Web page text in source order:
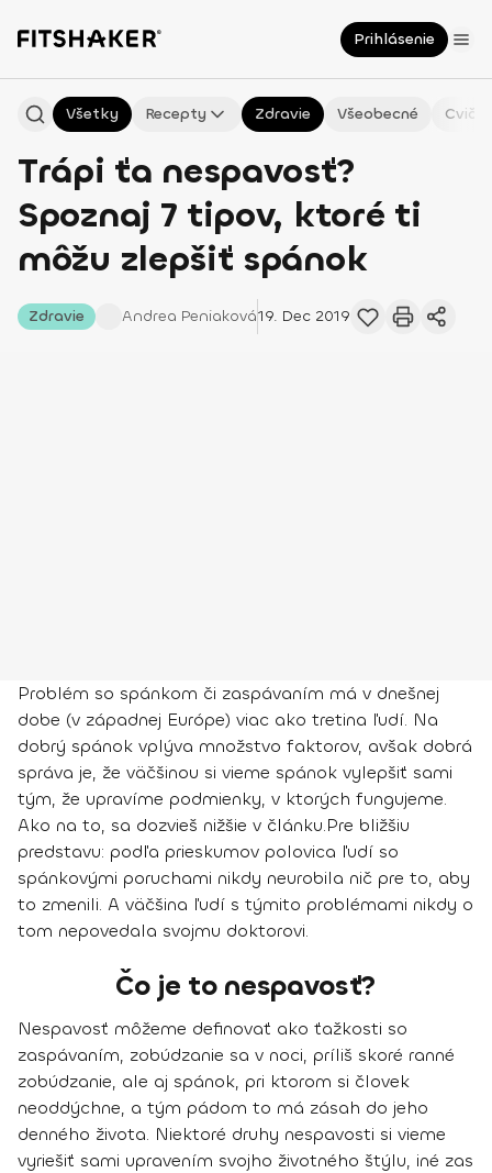
Prihlásenie
Všetky Recepty Zdravie Všeobecné
Trápi ťa nespavosť?
Spoznaj 7 tipov, ktoré ti
môžu zlepšiť spánok
Zdravie Andrea Peniaková19. Dec 2019
Problém so spánkom či zaspávaním má v dnešnej
dobe (v západnej Európe) viac ako tretina ľudí. Na
dobrý spánok vplýva množstvo faktorov, avšak dobrá
správa je, že väčšinou si vieme spánok vylepšiť sami
tým, že upravíme podmienky, v ktorých fungujeme.
Ako na to, sa dozvieš nižšie v článku.Pre bližšiu
predstavu: podľa prieskumov polovica ľudí so
spánkovými poruchami nikdy neurobila nič pre to, aby
to zmenili. A väčšina ľudí s týmito problémami nikdy o
tom nepovedala svojmu doktorovi.
Čo je to nespavosť?
Nespavosť môžeme definovať ako ťažkosti so
zaspávaním, zobúdzanie sa v noci, príliš skoré ranné
zobúdzanie, ale aj spánok, pri ktorom si človek
neoddýchne, a tým pádom to má zásah do jeho
denného života. Niektoré druhy nespavosti si vieme
vyriešiť sami upravením svojho životného štýlu, iné zas